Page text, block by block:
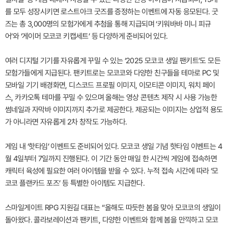
를 모두 성장시키면 로스트아크 굿즈를 증정하는 이벤트에 자동 응모된다. 굿
즈는 총 3,000명의 모험가에게 추첨을 통해 지급되며 ‘키워바바 미니 피규
어’와 ‘게이머 모코코 키캡세트’ 등 다양하게 준비되어 있다.
여러 디지털 기기를 자유롭게 꾸밀 수 있는 ‘2025 모코코 생일 팬키트’도 모든
모험가들에게 지급된다. 팬키트로는 모코코와 다양한 친구들을 테마로 PC 및
모바일 기기 배경화면, 디스코드 프로필 이미지, 이모티콘 이미지, 워치 페이
스, 카카오톡 테마를 꾸밀 수 있으며 올해는 영상 콘텐츠 제작 시 사용 가능한
썸네일과 자막바 이미지까지 추가로 제공한다. 제공되는 이미지는 상업적 용도
가 아니라면 자유롭게 2차 창작도 가능하다.
게임 내 ‘핫타임’ 이벤트도 준비되어 있다. 모코코 생일 기념 핫타임 이벤트는 4
월 4일부터 7일까지 진행된다. 이 기간 동안 매일 한 시간씩 게임에 접속하면
캐릭터 육성에 필요한 여러 아이템을 받을 수 있다. 누적 접속 시간에 따라 ‘모
코코 플랜카드 포즈’ 등 특별한 아이템도 지급한다.
스마일게이트 RPG 지원길 대표는 “올해도 따듯한 봄을 맞아 모코코의 생일이
돌아왔다. 콜라보레이션과 팬키트, 다양한 이벤트와 함께 봄을 만끽하고 모코